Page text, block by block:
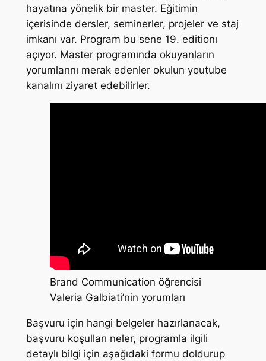
hayatına yönelik bir master. Eğitimin
içerisinde dersler, seminerler, projeler ve staj
imkanı var. Program bu sene 19. editionı
açıyor. Master programında okuyanların
yorumlarını merak edenler okulun youtube
kanalını ziyaret edebilirler.
Brand Communication öğrencisi
Valeria Galbiati’nin yorumları
Başvuru için hangi belgeler hazırlanacak,
başvuru koşulları neler, programla ilgili
detaylı bilgi için aşağıdaki formu doldurup